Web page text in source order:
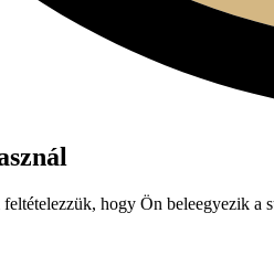
hogy Ön beleegyezik a